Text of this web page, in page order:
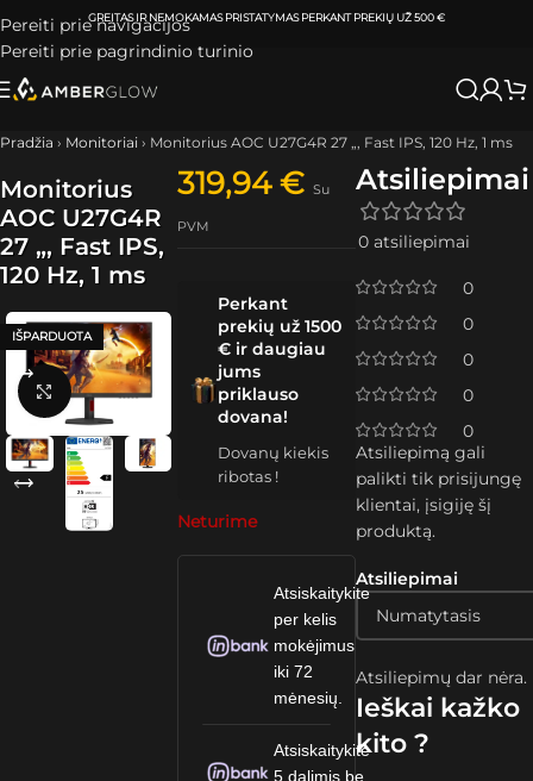
Pereiti prie navigacijos
Pereiti prie pagrindinio turinio
ATSIIMKITE UŽSAKYMĄKLAIPĖDOJE IR VILNIUJEPER0-3 DARBO DIENAS.
Pradžia › Monitoriai › Monitorius AOC U27G4R 27 „, Fast IPS, 120 Hz, 1 ms
Monitorius
AOC U27G4R
27 „, Fast IPS,
120 Hz, 1 ms
IŠPARDUOTA
Spustelėkite, kad padidintumėte
319,94€ Su
PVM
Perkant
prekių už 1500
€ ir daugiau
jums
priklauso
dovana!
Dovanų kiekis
ribotas !
Neturime
Atsiskaitykite
per kelis
mokėjimus
iki 72
mėnesių.
Atsiskaitykite
5 dalimis be
Atsiliepimai
0 atsiliepimai
0
0
0
0
0
Atsiliepimai
Atsiliepimų dar nėra.
Atsiliepimą gali
palikti tik prisijungę
klientai, įsigiję šį
produktą.
Ieškai kažko
kito ?